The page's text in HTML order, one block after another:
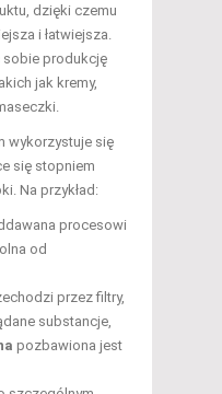
dzięki czemu
i łatwiejsza.
sobie produkcję
jak kremy,
wykorzystuje się
się stopniem
Na przykład:
procesowi
od
przez filtry,
substancje,
pozbawiona jest